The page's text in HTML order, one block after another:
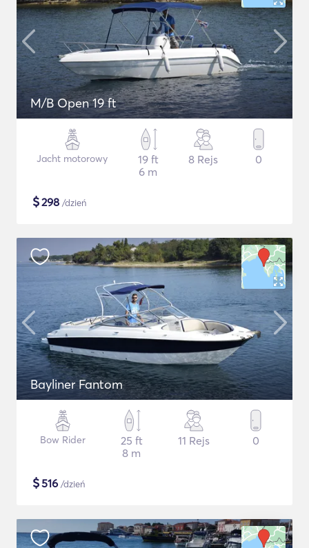
M/B Open 19 ft
Jacht motorowy
19 ft
6 m
8 Rejs 0
$298 /dzień
Bayliner Fantom
Bow Rider
25 ft
8 m
11 Rejs 0
$516 /dzień